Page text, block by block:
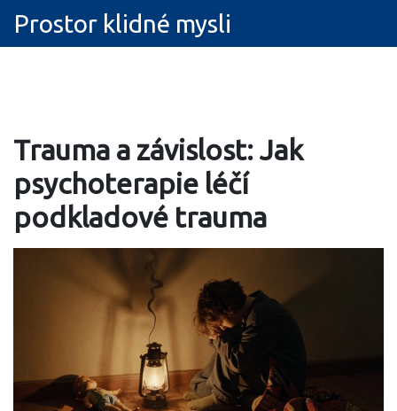
Prostor klidné mysli
Trauma a závislost: Jak
psychoterapie léčí
podkladové trauma